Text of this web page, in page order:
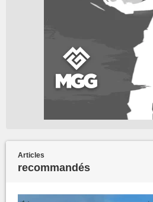
Articles
recommandés